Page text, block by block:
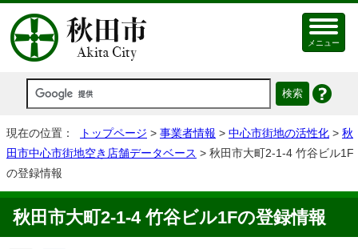
メニュー
現在の位置： トップページ > 事業者情報 > 中心市街地の活性化 > 秋
田市中心市街地空き店舗データベース > 秋田市大町2-1-4 竹谷ビル1F
の登録情報
秋田市大町2-1-4 竹谷ビル1Fの登録情報